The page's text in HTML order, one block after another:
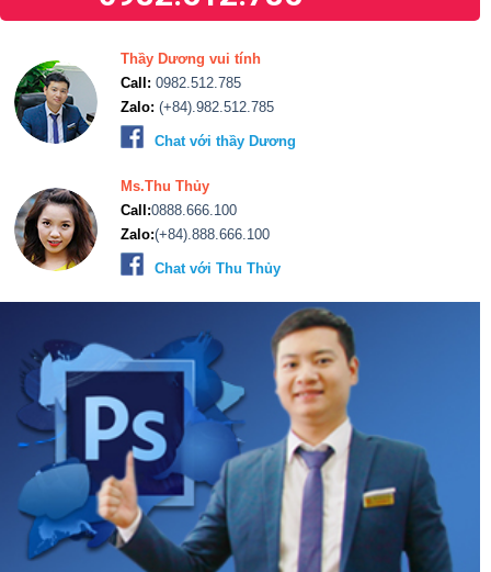
Thầy Dương vui tính
Call: 0982.512.785
Zalo: (+84).982.512.785
Chat với thầy Dương
Ms.Thu Thủy
Call:0888.666.100
Zalo:(+84).888.666.100
Chat với Thu Thủy